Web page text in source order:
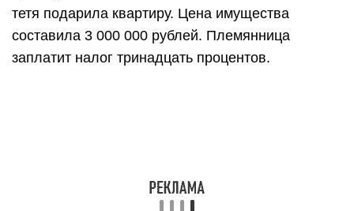
тетя подарила квартиру. Цена имущества
составила 3 000 000 рублей. Племянница
заплатит налог тринадцать процентов.